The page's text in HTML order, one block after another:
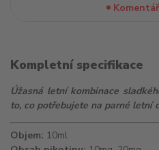
Kompletní specifikace
Úžasná letní kombinace
to, co potřebujete na parné letní
Objem: 10ml